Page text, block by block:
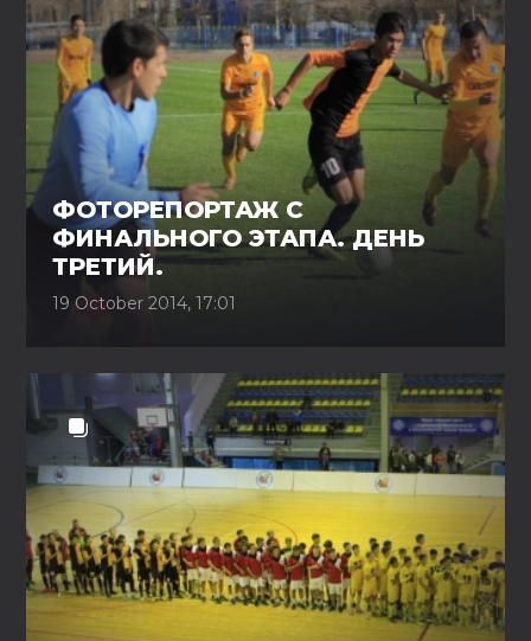
ФОТОРЕПОРТАЖ С
ФИНАЛЬНОГО ЭТАПА. ДЕНЬ
ТРЕТИЙ.
19 October 2014, 17:01